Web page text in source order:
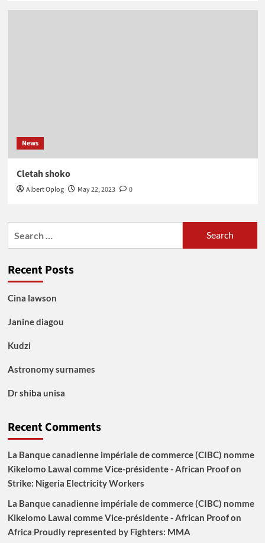
News
Cletah shoko
Albert Oplog May 22, 2023 0
Recent Posts
Cina lawson
Janine diagou
Kudzi
Astronomy surnames
Dr shiba unisa
Recent Comments
La Banque canadienne impériale de commerce (CIBC) nomme
Kikelomo Lawal comme Vice-présidente - African Proofon
Strike: Nigeria Electricity Workers
La Banque canadienne impériale de commerce (CIBC) nomme
Kikelomo Lawal comme Vice-présidente - African Proofon
Africa Proudly represented by Fighters: MMA